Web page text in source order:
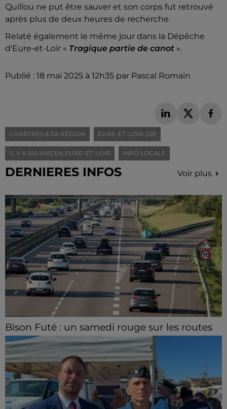
Quillou ne put être sauver et son corps fut retrouvé
après plus de deux heures de recherche.
Relaté également le même jour dans la Dépêche
d'Eure-et-Loir « Tragique partie de canot ».
Publié : 18 mai 2025 à 12h35 par Pascal Romain
CHARTRES & SA RÉGION EURE-ET-LOIR (28)
IL Y A 100 ANS EN EURE-ET-LOIR INFO LOCALE
DERNIERES INFOS Voir plus
Bison Futé : un samedi rouge sur les routes
C'est l'un des week-ends les plus chargés de l'été,
avec des départs aussi importants que les retours.